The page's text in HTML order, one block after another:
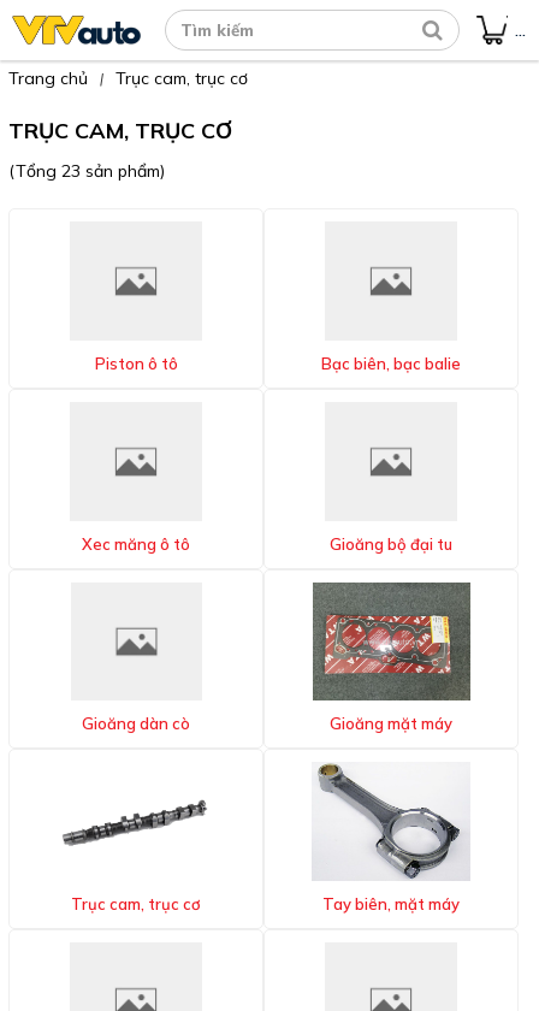
Trang chủ | Trục cam, trục cơ
TRỤC CAM, TRỤC CƠ
(Tổng 23 sản phẩm)
Piston ô tô Bạc biên, bạc balie
Xec măng ô tô Gioăng bộ đại tu
Gioăng dàn cò Gioăng mặt máy
Trục cam, trục cơ Tay biên, mặt máy